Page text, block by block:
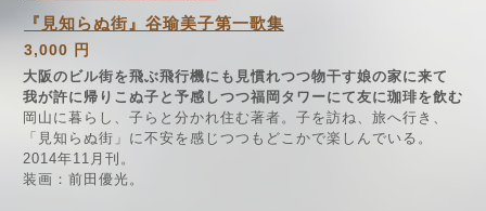
『見知らぬ街』谷瑜美子第一歌集
3,000 円
大阪のビル街を飛ぶ飛行機にも見慣れつつ物干す娘の家に来て
我が許に帰りこぬ子と予感しつつ福岡タワーにて友に珈琲を飲む
岡山に暮らし、子らと分かれ住む著者。子を訪ね、旅へ行き、
「見知らぬ街」に不安を感じつつもどこかで楽しんでいる。
2014年11月刊。
装画：前田優光。